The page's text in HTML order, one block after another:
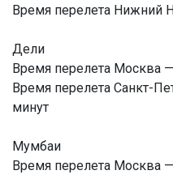
Время перелета Нижний
Дели
Время перелета Москва
Время перелета Санкт-
минут
Мумбаи
Время перелета Москва